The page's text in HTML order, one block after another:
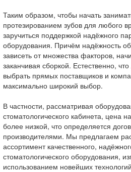
Таким образом, чтобы начать
протезированием зубов для любого
заручиться поддержкой надёжного
оборудования. Причём надёжность
зависеть от множества факторов,
заканчивая сборкой. Естественно,
выбрать прямых поставщиков и
максимально широкий выбор.
В частности, рассматривая
стоматологического кабинета, цена
более низкой, что определяется
производителями. Мы предлагаем
ассортимент качественного,
стоматологического оборудования,
использованием новейших